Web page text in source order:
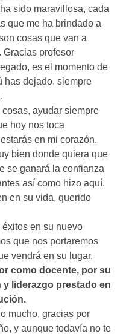
sido maravillosa, cada
que me ha brindado a
cosas que van a
Gracias profesor
es el momento de
has dejado, siempre
ayudar siempre
hoy nos toca
en mi corazón.
bien donde quiera que
se ganará la confianza
así como hizo aquí.
en su vida, querido
en su nuevo
que nos portaremos
vendrá en su lugar.
como docente, por su
liderazgo prestado en
mucho, gracias por
y aunque todavía no te